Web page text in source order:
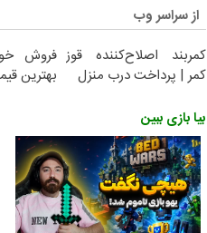
از سراسر وب
کمربند اصلاح‌کننده قوز
کمر | پرداخت درب منزل
فروش
بهترین
بیا بازی ببین